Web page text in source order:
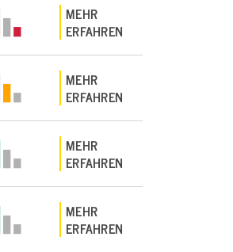
MEHR
ERFAHREN
MEHR
ERFAHREN
MEHR
ERFAHREN
MEHR
ERFAHREN